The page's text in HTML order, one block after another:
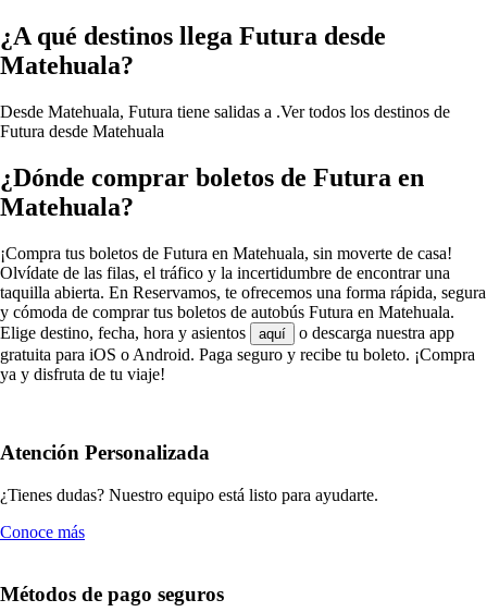
¿A qué destinos llega Futura desde
Matehuala?
Desde Matehuala, Futura tiene salidas a .Ver todos los destinos de
Futura desde Matehuala
¿Dónde comprar boletos de Futura en
Matehuala?
¡Compra tus boletos de Futura en Matehuala, sin moverte de casa!
Olvídate de las filas, el tráfico y la incertidumbre de encontrar una
taquilla abierta. En Reservamos, te ofrecemos una forma rápida, segura
y cómoda de comprar tus boletos de autobús Futura en Matehuala.
Elige destino, fecha, hora y asientos
aquí
o descarga nuestra app
gratuita para iOS o Android. Paga seguro y recibe tu boleto. ¡Compra
ya y disfruta de tu viaje!
Atención Personalizada
¿Tienes dudas? Nuestro equipo está listo para ayudarte.
Conoce más
Métodos de pago seguros